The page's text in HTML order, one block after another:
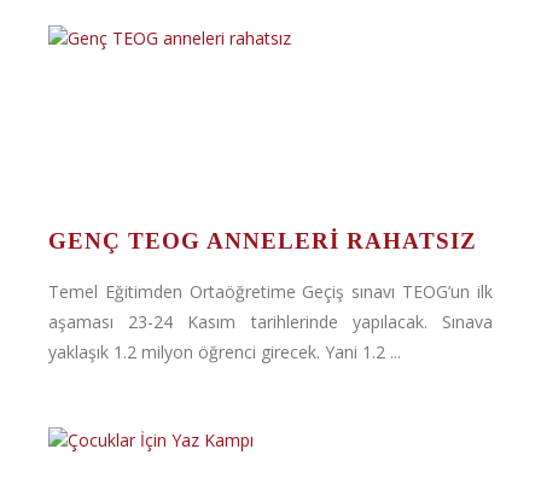
GENÇ TEOG ANNELERI RAHATSIZ
Temel Eğitimden Ortaöğretime Geçiş sınavı TEOG’un ilk
aşaması 23-24 Kasım tarihlerinde yapılacak. Sınava
yaklaşık 1.2 milyon öğrenci girecek. Yani 1.2 ...